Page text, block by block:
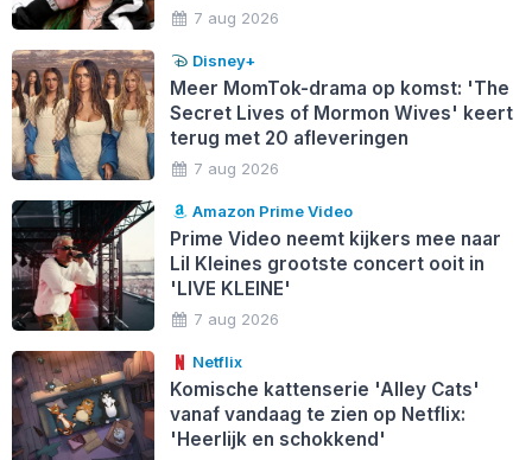
7 aug 2026
Disney+
Meer MomTok-drama op komst: 'The
Secret Lives of Mormon Wives' keert
terug met 20 afleveringen
7 aug 2026
Amazon Prime Video
Prime Video neemt kijkers mee naar
Lil Kleines grootste concert ooit in
'LIVE KLEINE'
7 aug 2026
Netflix
Komische kattenserie 'Alley Cats'
vanaf vandaag te zien op Netflix:
'Heerlijk en schokkend'